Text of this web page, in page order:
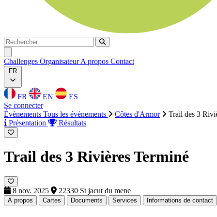
Rechercher
Rechercher
Challenges OrganisateurA propos Contact
FR
FR EN
ES
Se connecter
Évènements Tous les évènements Côtes d'Armor
Trail des 3
Présentation
Résultats
Trail des 3 RivièresTerminé
8 nov. 2025 22330 St jacut du mene
A propos Cartes Documents Services Informations de contact